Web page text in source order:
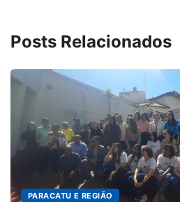
Posts Relacionados
E REGIÃO